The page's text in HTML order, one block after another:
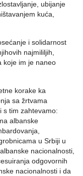
ubijanje
kuća,
i solidarnost
najmililjih,
koje im je naneo
korake ka
sa žrtvama
s tim zahtevamo:
albanske
u Srbiji u
nacionalnosti,
odgovornih
nacionalnosti i da